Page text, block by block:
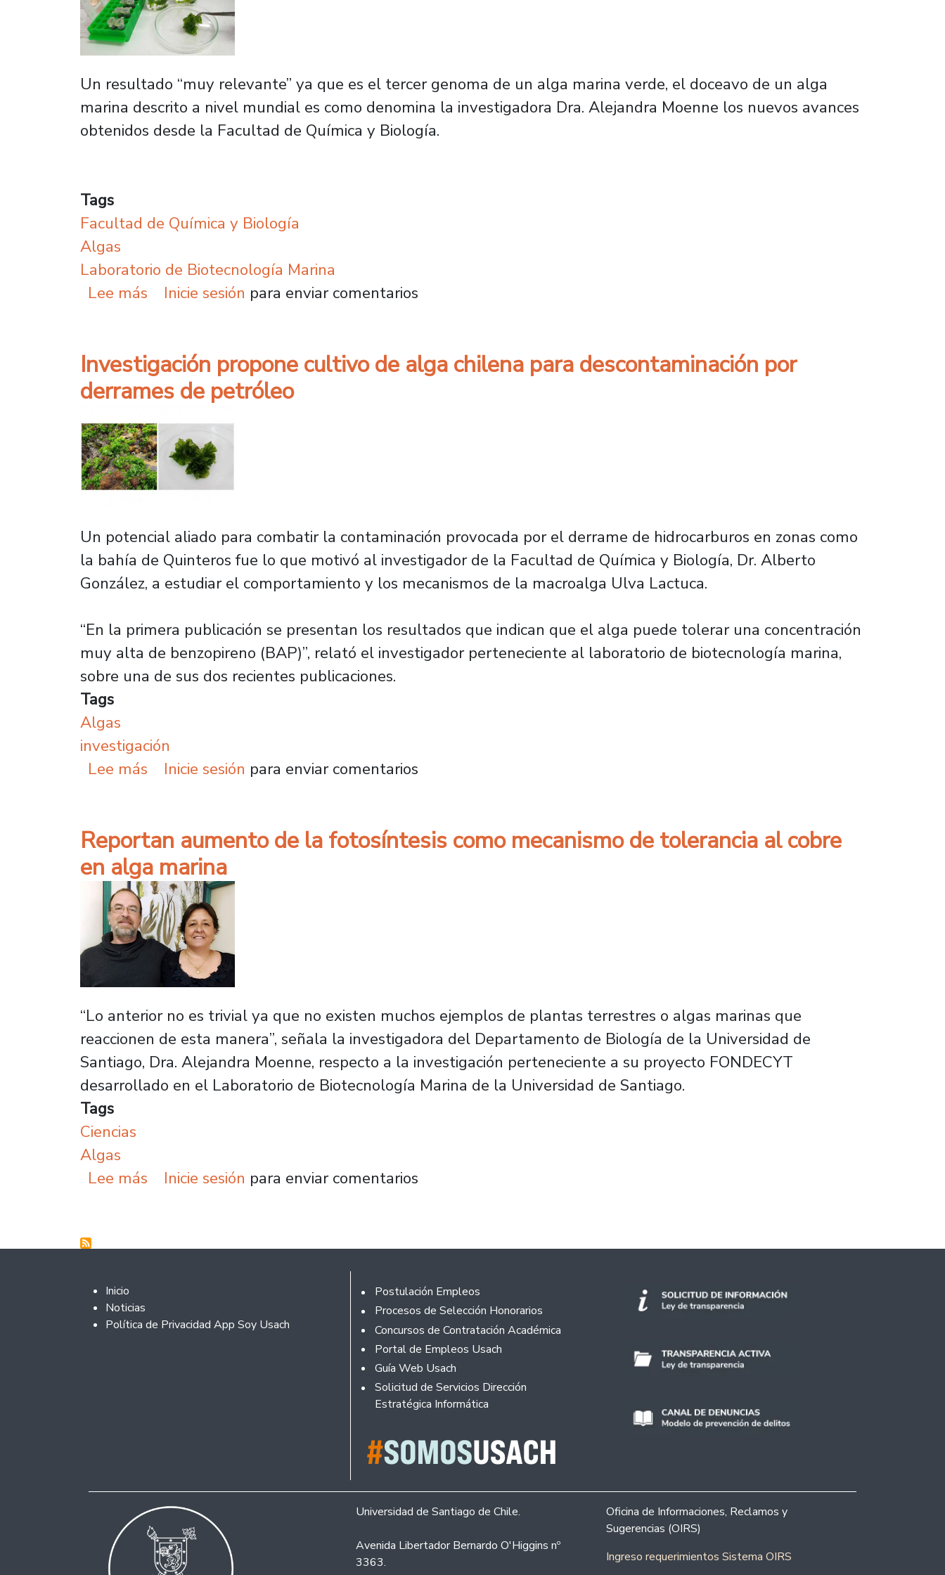
Un resultado “muy relevante” ya que es el tercer genoma de un alga marina verde, el doceavo de un alga
marina descrito a nivel mundial es como denomina la investigadora Dra. Alejandra Moenne los nuevos avances
obtenidos desde la Facultad de Química y Biología.
Tags
Facultad de Química y Biología
Algas
Laboratorio de Biotecnología Marina
Lee más sobre Secuenciación de genoma de alga Ulva Compressa revela genes con similitud a genes de plantas y
Inicie sesión para enviar comentarios
Investigación propone cultivo de alga chilena para descontaminación por
derrames de petróleo
Un potencial aliado para combatir la contaminación provocada por el derrame de hidrocarburos en zonas como
la bahía de Quinteros fue lo que motivó al investigador de la Facultad de Química y Biología, Dr. Alberto
González, a estudiar el comportamiento y los mecanismos de la macroalga Ulva Lactuca.
“En la primera publicación se presentan los resultados que indican que el alga puede tolerar una concentración
muy alta de benzopireno (BAP)”, relató el investigador perteneciente al laboratorio de biotecnología marina,
sobre una de sus dos recientes publicaciones.
Tags
Algas
investigación
Lee más sobre Investigación propone cultivo de alga chilena para descontaminación por derrames de petróleo
Inicie sesión para enviar comentarios
Reportan aumento de la fotosíntesis como mecanismo de tolerancia al cobre
en alga marina
“Lo anterior no es trivial ya que no existen muchos ejemplos de plantas terrestres o algas marinas que
reaccionen de esta manera”, señala la investigadora del Departamento de Biología de la Universidad de
Santiago, Dra. Alejandra Moenne, respecto a la investigación perteneciente a su proyecto FONDECYT
desarrollado en el Laboratorio de Biotecnología Marina de la Universidad de Santiago.
Tags
Ciencias
Algas
Lee más sobre Reportan aumento de la fotosíntesis como mecanismo de tolerancia al cobre en alga marina
Inicie sesión para enviar comentarios
Footer 2
Inicio
Noticias
Política de Privacidad App Soy Usach
Footer
Postulación Empleos
Procesos de Selección Honorarios
Concursos de Contratación Académica
Portal de Empleos Usach
Guía Web Usach
Solicitud de Servicios Dirección
Estratégica Informática
Universidad de Santiago de Chile.
Avenida Libertador Bernardo O'Higgins nº
3363.
Oficina de Informaciones, Reclamos y
Sugerencias (OIRS)
Ingreso requerimientos Sistema OIRS